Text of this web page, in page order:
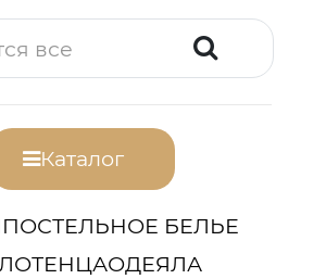
Каталог
ПОСТЕЛЬНОЕ БЕЛЬЕ
ОДЕЯЛА